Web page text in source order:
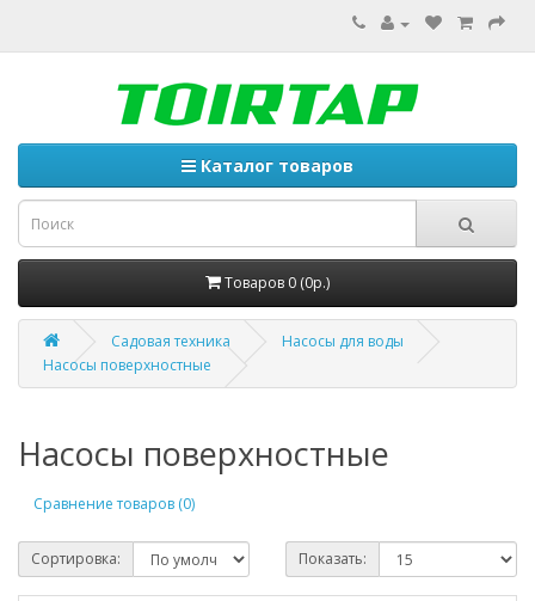
Каталог товаров
Товаров 0 (0р.)
Садовая техника
Насосы для воды
Насосы поверхностные
Насосы поверхностные
Сравнение товаров (0)
Сортировка: Показать: